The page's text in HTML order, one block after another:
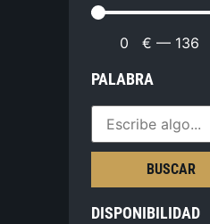
0 € — 136
PALABRA
BUSCAR
DISPONIBILIDAD